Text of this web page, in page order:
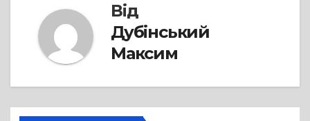
Від
Дубінський
Максим